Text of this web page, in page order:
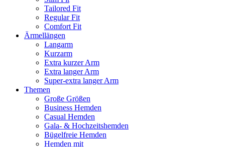
Tailored Fit
Regular Fit
Comfort Fit
Ärmellängen
Langarm
Kurzarm
Extra kurzer Arm
Extra langer Arm
Super-extra langer Arm
Themen
Große Größen
Business Hemden
Casual Hemden
Gala- & Hochzeitshemden
Bügelfreie Hemden
Hemden mit